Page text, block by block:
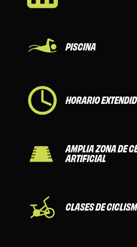
PISCINA
HORARIO
AMPLIA ZONA DE
ARTIFICIAL
CLASES DE